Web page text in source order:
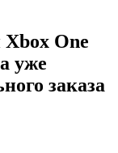
Xbox One
уже
заказа